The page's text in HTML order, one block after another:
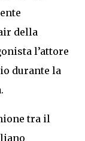
della
l’attore
durante la
tra il